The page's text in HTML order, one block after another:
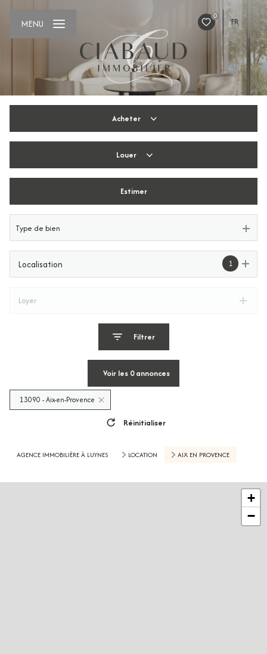
0
FR
MENU
Acheter
De l'immo pro
Louer
Estimer
Type de bien
1
Localisation
Loyer
Filtrer
Voir les 0annonces
13090 - Aix-en-Provence
Réinitialiser
AGENCE IMMOBILIÈRE À LUYNES LOCATION AIX EN PROVENCE
+
−